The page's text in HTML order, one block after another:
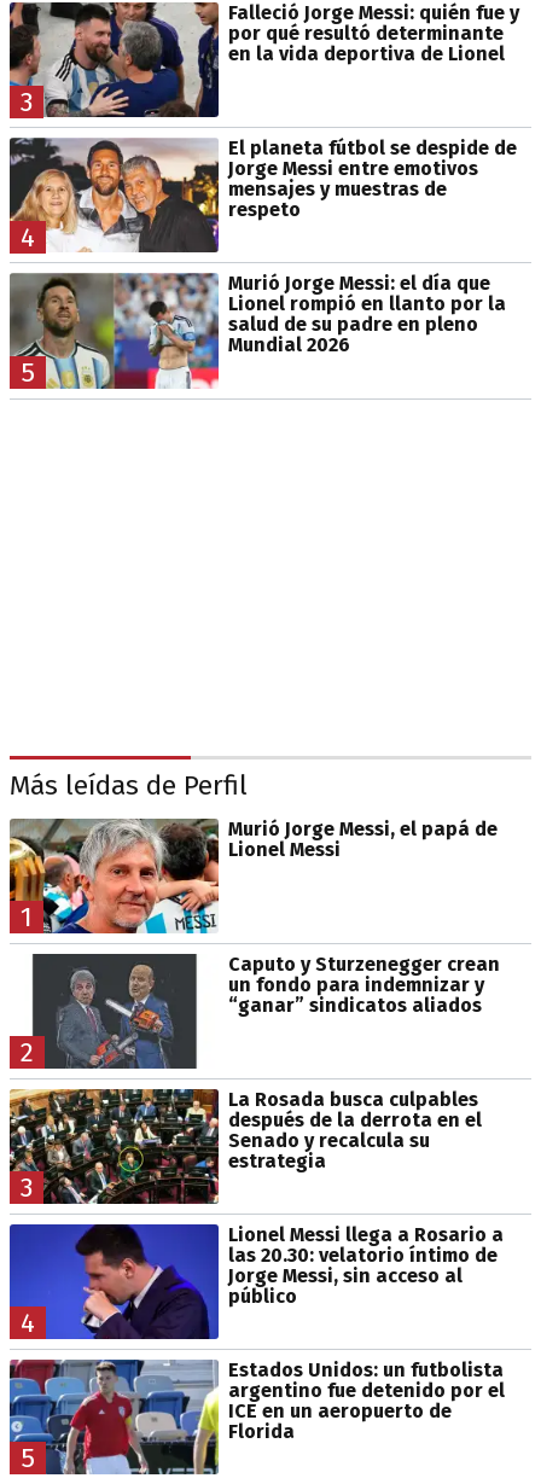
3
Falleció Jorge Messi: quién fue y
por qué resultó determinante
en la vida deportiva de Lionel
4
El planeta fútbol se despide de
Jorge Messi entre emotivos
mensajes y muestras de
respeto
5
Murió Jorge Messi: el día que
Lionel rompió en llanto por la
salud de su padre en pleno
Mundial 2026
Más leídas de Perfil
1
Murió Jorge Messi, el papá de
Lionel Messi
2
Caputo y Sturzenegger crean
un fondo para indemnizar y
“ganar” sindicatos aliados
3
La Rosada busca culpables
después de la derrota en el
Senado y recalcula su
estrategia
4
Lionel Messi llega a Rosario a
las 20.30: velatorio íntimo de
Jorge Messi, sin acceso al
público
5
Estados Unidos: un futbolista
argentino fue detenido por el
ICE en un aeropuerto de
Florida